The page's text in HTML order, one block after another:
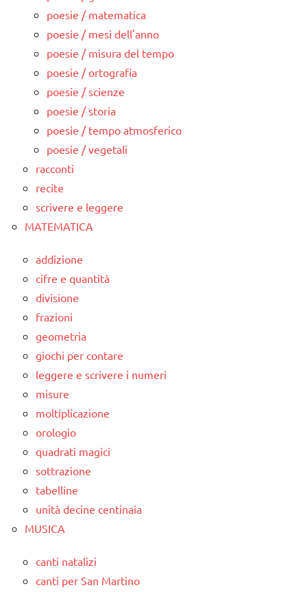
poesie / matematica
poesie / mesi dell'anno
poesie / misura del tempo
poesie / ortografia
poesie / scienze
poesie / storia
poesie / tempo atmosferico
poesie / vegetali
racconti
recite
scrivere e leggere
MATEMATICA
addizione
cifre e quantità
divisione
frazioni
geometria
giochi per contare
leggere e scrivere i numeri
misure
moltiplicazione
orologio
quadrati magici
sottrazione
tabelline
unità decine centinaia
MUSICA
canti natalizi
canti per San Martino